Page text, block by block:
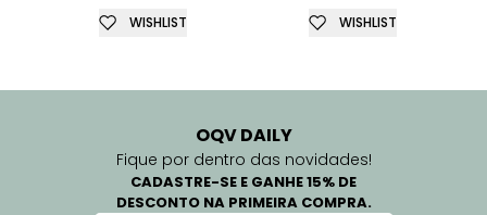
WISHLIST WISHLIST
OQV DAILY
Fique por dentro das novidades!
CADASTRE-SE E GANHE 15% DE
DESCONTO NA PRIMEIRA COMPRA.